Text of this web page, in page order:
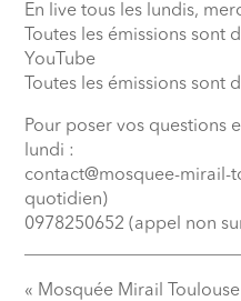
En live tous les lundis,
Toutes les émissions
YouTube
Toutes les émissions
Pour poser vos questions
lundi :
contact@mosquee-mirail-
quotidien)
0978250652 (appel non
« Mosquée Mirail